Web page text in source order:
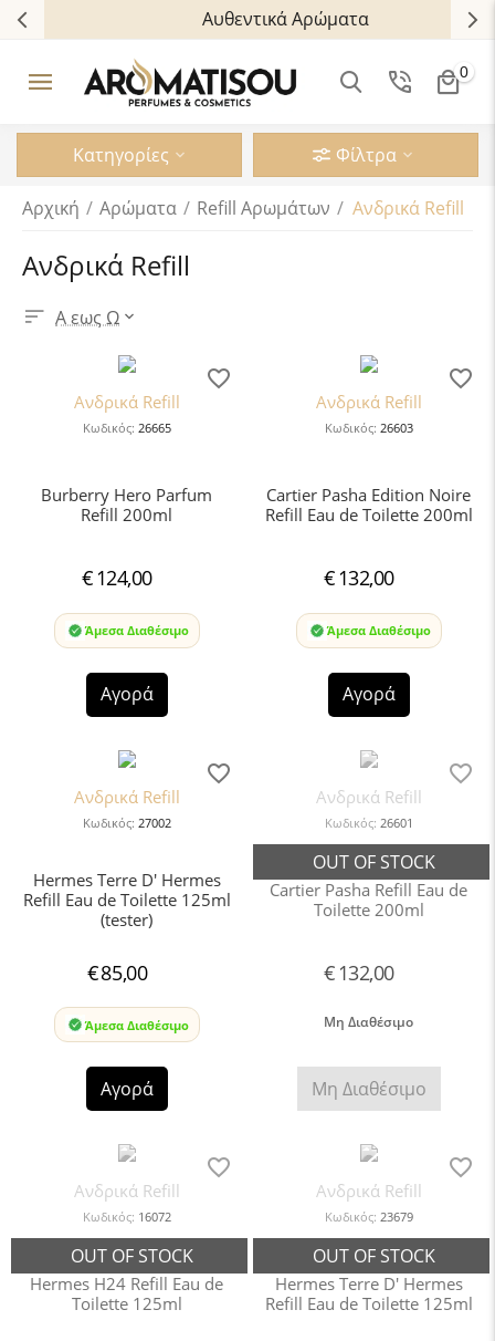
Αυθεντικά Αρώματα
0
Κατηγορίες Φίλτρα
Αρχική / Αρώματα / Refill Αρωμάτων / Ανδρικά Refill
Ανδρικά Refill
Α εως Ω
Ανδρικά Refill
Κωδικός: 26665
Burberry Hero Parfum
Refill 200ml
€ 124,00
Άμεσα Διαθέσιμο
Αγορά
Ανδρικά Refill
Κωδικός: 26603
Cartier Pasha Edition Noire
Refill Eau de Toilette 200ml
€ 132,00
Άμεσα Διαθέσιμο
Αγορά
Ανδρικά Refill
Κωδικός: 27002
Hermes Terre D' Hermes
Refill Eau de Toilette 125ml
(tester)
€85,00
Άμεσα Διαθέσιμο
Αγορά
Ανδρικά Refill
Κωδικός: 26601
Cartier Pasha Refill Eau de
Toilette 200ml
€ 132,00
Μη Διαθέσιμο
Μη Διαθέσιμο
Ανδρικά Refill
Κωδικός: 16072
Hermes H24 Refill Eau de
Toilette 125ml
Ανδρικά Refill
Κωδικός: 23679
Hermes Terre D' Hermes
Refill Eau de Toilette 125ml